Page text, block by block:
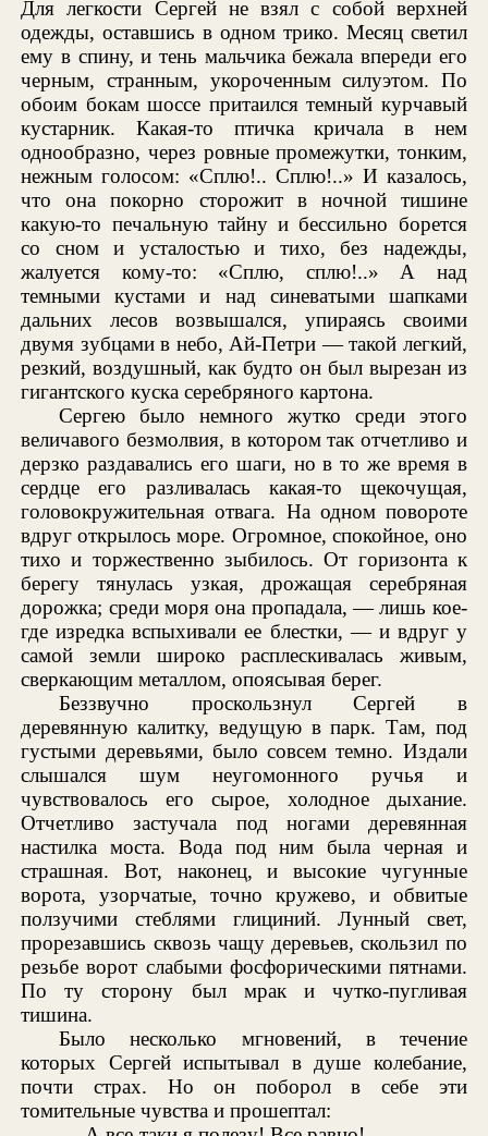
Для легкости Сергей не взял с собой верхней
одежды, оставшись в одном трико. Месяц светил
ему в спину, и тень мальчика бежала впереди его
черным, странным, укороченным силуэтом. По
обоим бокам шоссе притаился темный курчавый
кустарник. Какая-то птичка кричала в нем
однообразно, через ровные промежутки, тонким,
нежным голосом: «Сплю!.. Сплю!..» И казалось,
что она покорно сторожит в ночной тишине
какую-то печальную тайну и бессильно борется
со сном и усталостью и тихо, без надежды,
жалуется кому-то: «Сплю, сплю!..» А над
темными кустами и над синеватыми шапками
дальних лесов возвышался, упираясь своими
двумя зубцами в небо, Ай-Петри — такой легкий,
резкий, воздушный, как будто он был вырезан из
гигантского куска серебряного картона.
Сергею было немного жутко среди этого
величавого безмолвия, в котором так отчетливо и
дерзко раздавались его шаги, но в то же время в
сердце его разливалась какая-то щекочущая,
головокружительная отвага. На одном повороте
вдруг открылось море. Огромное, спокойное, оно
тихо и торжественно зыбилось. От горизонта к
берегу тянулась узкая, дрожащая серебряная
дорожка; среди моря она пропадала, — лишь кое-
где изредка вспыхивали ее блестки, — и вдруг у
самой земли широко расплескивалась живым,
сверкающим металлом, опоясывая берег.
Беззвучно проскользнул Сергей в
деревянную калитку, ведущую в парк. Там, под
густыми деревьями, было совсем темно. Издали
слышался шум неугомонного ручья и
чувствовалось его сырое, холодное дыхание.
Отчетливо застучала под ногами деревянная
настилка моста. Вода под ним была черная и
страшная. Вот, наконец, и высокие чугунные
ворота, узорчатые, точно кружево, и обвитые
ползучими стеблями глициний. Лунный свет,
прорезавшись сквозь чащу деревьев, скользил по
резьбе ворот слабыми фосфорическими пятнами.
По ту сторону был мрак и чутко-пугливая
тишина.
Было несколько мгновений, в течение
которых Сергей испытывал в душе колебание,
почти страх. Но он поборол в себе эти
томительные чувства и прошептал: